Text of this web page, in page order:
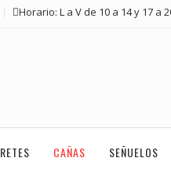
Horario: L a V de 10 a 14 y 17 a
CAÑAS SEÑUELOS